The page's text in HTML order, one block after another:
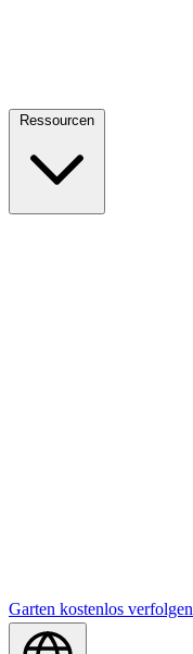
Garten kostenlos verfolgen